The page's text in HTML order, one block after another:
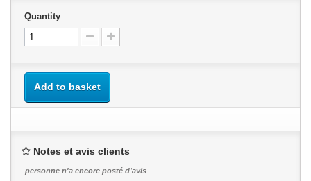
Quantity
Add to basket
Notes et avis clients
personne n'a encore posté d'avis